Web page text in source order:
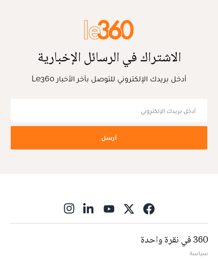
الاشتراك في الرسائل الإخبارية
أدخل بريدك الإلكتروني للتوصل بآخر الأخبار Le360
أرسل
360 في نقرة واحدة
سياسة